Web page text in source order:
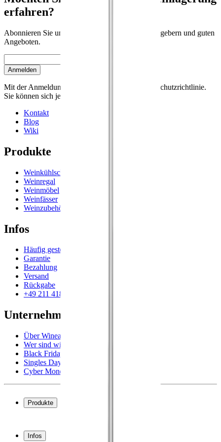
erfahren?
Abonnieren Sie unseren Newsletter mit Tipps, Ratgebern und guten
Angeboten.
Anmelden
Mit der Anmeldung akzeptieren Sie unsere Datenschutzrichtlinie.
Sie können sich jederzeit abmelden.
Kontakt
Blog
Wiki
Produkte
Weinkühlschrank
Weinregal
Weinmöbel
Weinfässer
Weinzubehör
Infos
Häufig gestellte Fragen
Garantie
Bezahlung
Versand
Rückgabe
+49 211 4187 3877
Unternehmen
Über Wineandbarrels
Wer sind wir
Black Friday
Singles Day
Cyber Monday
Produkte
Weinregal
Weinmöbel
Infos